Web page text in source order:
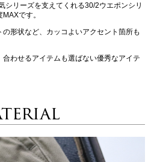
シリーズを支えてくれる30/2ウエポンシリ
です。
形状など、カッコよいアクセント箇所も
わせるアイテムも選ばない優秀なアイテ